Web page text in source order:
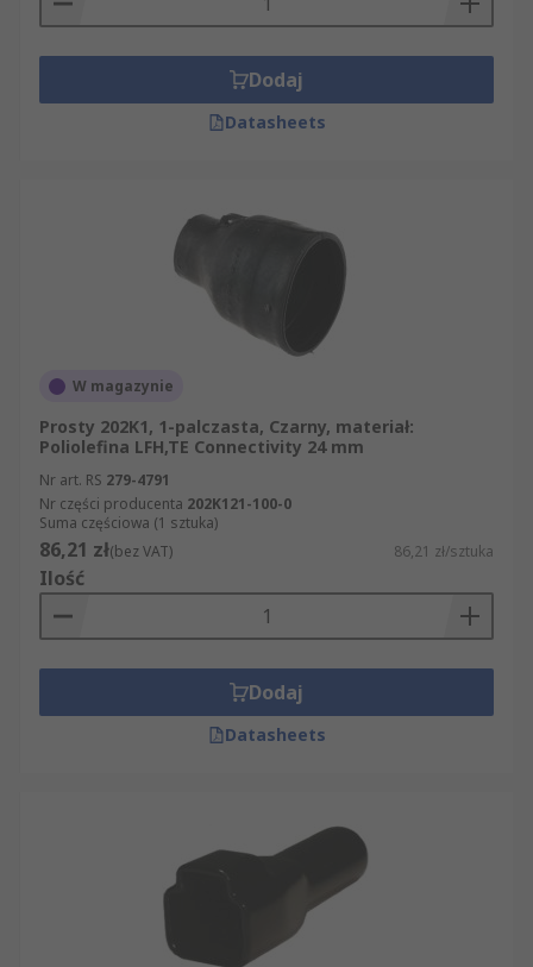
Dodaj
Datasheets
W magazynie
Prosty 202K1, 1-palczasta, Czarny, materiał:
Poliolefina LFH,TE Connectivity 24 mm
Nr art. RS 279-4791
Nr części producenta 202K121-100-0
Suma częściowa (1 sztuka)
86,21 zł(bez VAT) 86,21 zł/sztuka
Ilość
Dodaj
Datasheets